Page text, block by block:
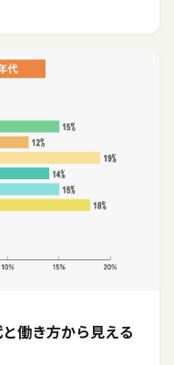
働き方から見える